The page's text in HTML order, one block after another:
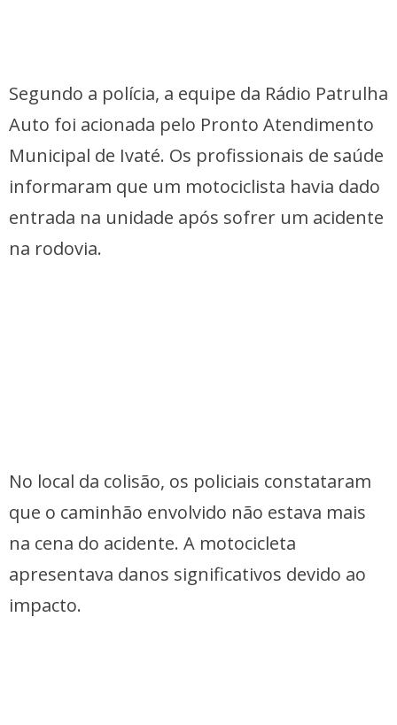
Segundo a polícia, a equipe da Rádio Patrulha
Auto foi acionada pelo Pronto Atendimento
Municipal de Ivaté. Os profissionais de saúde
informaram que um motociclista havia dado
entrada na unidade após sofrer um acidente
na rodovia.
No local da colisão, os policiais constataram
que o caminhão envolvido não estava mais
na cena do acidente. A motocicleta
apresentava danos significativos devido ao
impacto.